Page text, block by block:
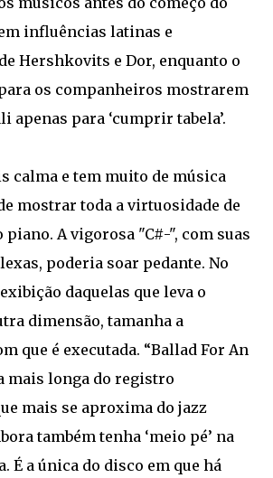
tem influências latinas e
Hershkovits e Dor, enquanto o
os companheiros mostrarem
apenas para ‘cumprir tabela’.
calma e tem muito de música
mostrar toda a virtuosidade de
A vigorosa "C#-", com suas
poderia soar pedante. No
daquelas que leva o
dimensão, tamanha a
que é executada. “Ballad For An
mais longa do registro
mais se aproxima do jazz
também tenha ‘meio pé’ na
É a única do disco em que há